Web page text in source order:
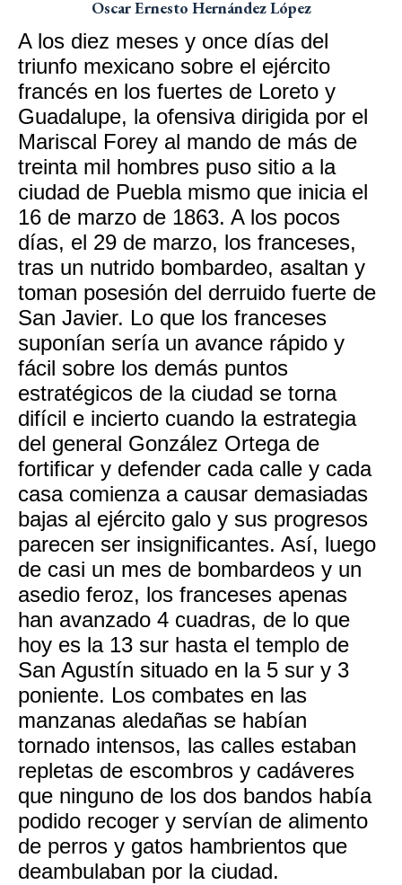
Oscar Ernesto Hernández López
A los diez meses y once días del
triunfo mexicano sobre el ejército
francés en los fuertes de Loreto y
Guadalupe, la ofensiva dirigida por el
Mariscal Forey al mando de más de
treinta mil hombres puso sitio a la
ciudad de Puebla mismo que inicia el
16 de marzo de 1863. A los pocos
días, el 29 de marzo, los franceses,
tras un nutrido bombardeo, asaltan y
toman posesión del derruido fuerte de
San Javier. Lo que los franceses
suponían sería un avance rápido y
fácil sobre los demás puntos
estratégicos de la ciudad se torna
difícil e incierto cuando la estrategia
del general González Ortega de
fortificar y defender cada calle y cada
casa comienza a causar demasiadas
bajas al ejército galo y sus progresos
parecen ser insignificantes. Así, luego
de casi un mes de bombardeos y un
asedio feroz, los franceses apenas
han avanzado 4 cuadras, de lo que
hoy es la 13 sur hasta el templo de
San Agustín situado en la 5 sur y 3
poniente. Los combates en las
manzanas aledañas se habían
tornado intensos, las calles estaban
repletas de escombros y cadáveres
que ninguno de los dos bandos había
podido recoger y servían de alimento
de perros y gatos hambrientos que
deambulaban por la ciudad.